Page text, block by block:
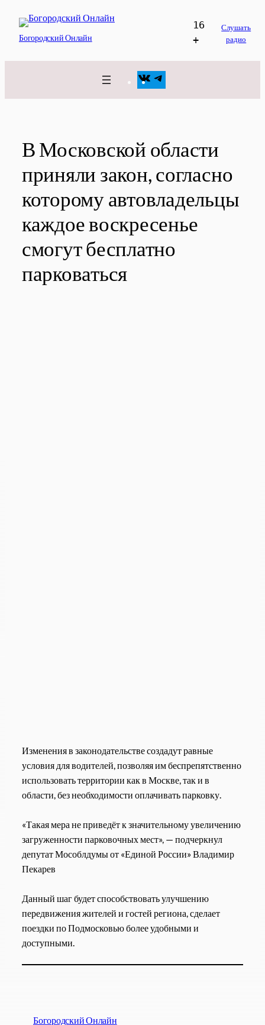
содержимому
Богородский Онлайн
16
+
Слушать
радио
VK
В Московской области
приняли закон, согласно
которому автовладельцы
каждое воскресенье
смогут бесплатно
парковаться
Изменения в законодательстве создадут равные
условия для водителей, позволяя им беспрепятственно
использовать территории как в Москве, так и в
области, без необходимости оплачивать парковку.
«Такая мера не приведёт к значительному увеличению
загруженности парковочных мест», — подчеркнул
депутат Мособлдумы от «Единой России» Владимир
Пекарев
Данный шаг будет способствовать улучшению
передвижения жителей и гостей региона, сделает
поездки по Подмосковью более удобными и
доступными.
Богородский Онлайн